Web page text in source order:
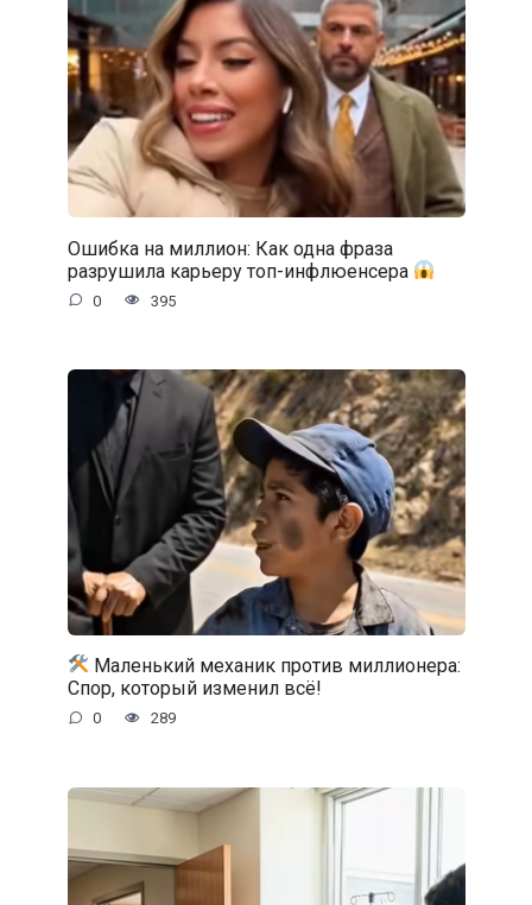
Ошибка на миллион: Как одна фраза
разрушила карьеру топ-инфлюенсера
0 395
Маленький механик против миллионера:
Спор, который изменил всё!
0 289